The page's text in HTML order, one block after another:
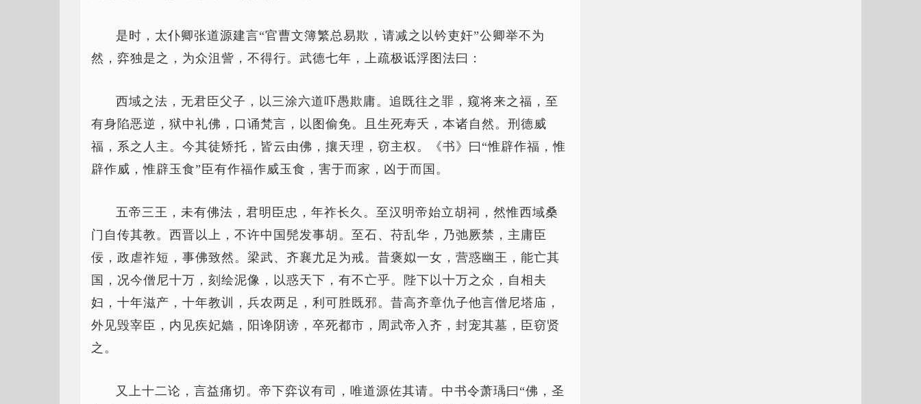
是时，太仆卿张道源建言“官曹文簿繁总易欺，请减之以钤吏奸”公卿举不为
然，弈独是之，为众沮訾，不得行。武德七年，上疏极诋浮图法曰：
西域之法，无君臣父子，以三涂六道吓愚欺庸。追既往之罪，窥将来之福，至
有身陷恶逆，狱中礼佛，口诵梵言，以图偷免。且生死寿夭，本诸自然。刑德威
福，系之人主。今其徒矫托，皆云由佛，攘天理，窃主权。《书》曰“惟辟作福，惟
辟作威，惟辟玉食”臣有作福作威玉食，害于而家，凶于而国。
五帝三王，未有佛法，君明臣忠，年祚长久。至汉明帝始立胡祠，然惟西域桑
门自传其教。西晋以上，不许中国髡发事胡。至石、苻乱华，乃弛厥禁，主庸臣
佞，政虐祚短，事佛致然。梁武、齐襄尤足为戒。昔褒姒一女，营惑幽王，能亡其
国，况今僧尼十万，刻绘泥像，以惑天下，有不亡乎。陛下以十万之众，自相夫
妇，十年滋产，十年教训，兵农两足，利可胜既邪。昔高齐章仇子他言僧尼塔庙，
外见毁宰臣，内见疾妃嫱，阳谗阴谤，卒死都市，周武帝入齐，封宠其墓，臣窃贤
之。
又上十二论，言益痛切。帝下弈议有司，唯道源佐其请。中书令萧瑀曰“佛，圣